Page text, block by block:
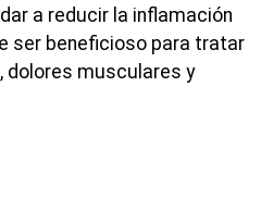
a reducir la inflamación
ser beneficioso para tratar
musculares y